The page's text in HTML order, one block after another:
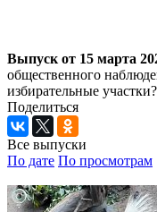
Выпуск от 15 марта
общественного
избирательные участки?
Поделиться
Все выпуски
По дате По просмотрам